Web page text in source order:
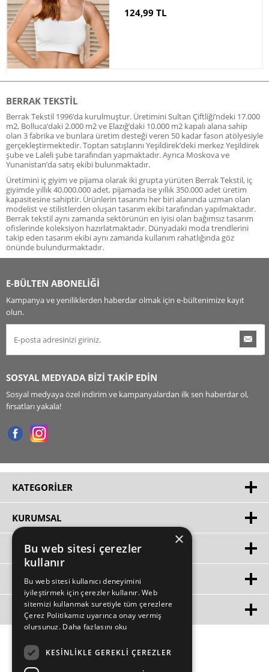
124,99 TL
BERRAK TEKSTIL
Berrak Tekstil 1996’da kurulmuştur. Üretimini Sultan Çiftliği’ndeki 17.000
m2, Bolluca’daki 2.000 m2 ve Elazığ’daki 10.000 m2 kapalı alana sahip
olan 3 fabrika ve bunlara üretim desteği veren 50 kadar fason atölyesiyle
gerçekleştirmektedir. Toptan satışlarını Yeşildirek’deki merkez Yeşildirek
şube ve Laleli şube tarafından yapmaktadır. Ayrıca Moskova ve
Yunanistan’da satış ekibi bulunmaktadır.
Üretimini iç giyim ve pijama olarak iki grupta yürüten Berrak Tekstil, iç
giyimde yıllık 40.000.000 adet, pijamada ise yıllık 350.000 adet üretim
kapasitesine sahiptir. Ürünlerin tasarımı her biri alanında uzman olan
modelist ve stilistlerden oluşan tasarım ekibi tarafından yapılmaktadır.
Berrak tekstil aynı zamanda sektörünün en iyisi olan bağımsız tasarım
ofislerinde koleksiyon hazırlatmaktadır. Dünyadaki moda trendlerini
takip eden tasarım ekibi aynı zamanda kullanım rahatlığında göz
önünde bulundurmaktadır.
E-BÜLTEN ABONELİĞİ
Kampanya ve yeniliklerden haberdar olmak için e-bültenimize kayıt
olun.
SOSYAL MEDYADA BİZİ TAKİP EDİN
Sosyal medyaya özel indirim ve kampanyalardan ilk sen haberdar ol,
fırsatları yakala!
KATEGORILER
KURUMSAL
HIZLI ERIŞIM
ÜYE
MÜŞTERİ HİZMETLERİ
×
Bu web sitesi çerezler
kullanır
Bu web sitesi kullanıcı deneyimini
iyileştirmek için çerezler kullanır. Web
sitemizi kullanmak suretiyle tüm çerezlere
Çerez Politikamız uyarınca onay vermiş
olursunuz. Daha fazlasını oku
KESINLIKLE GEREKLI ÇEREZLER